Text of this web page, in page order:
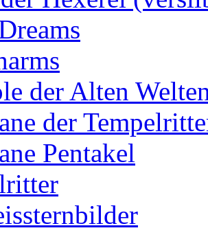
der Alten
der
Pentakel